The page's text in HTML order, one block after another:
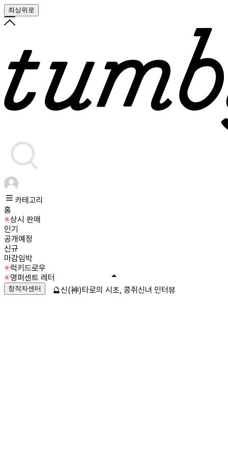
최상위로
카테고리
홈
상시 판매
인기
공개예정
신규
마감임박
럭키드로우
영퍼센트 레터
창작자센터 🔮신(神)타로의 시초, 콩쥐신녀 인터뷰